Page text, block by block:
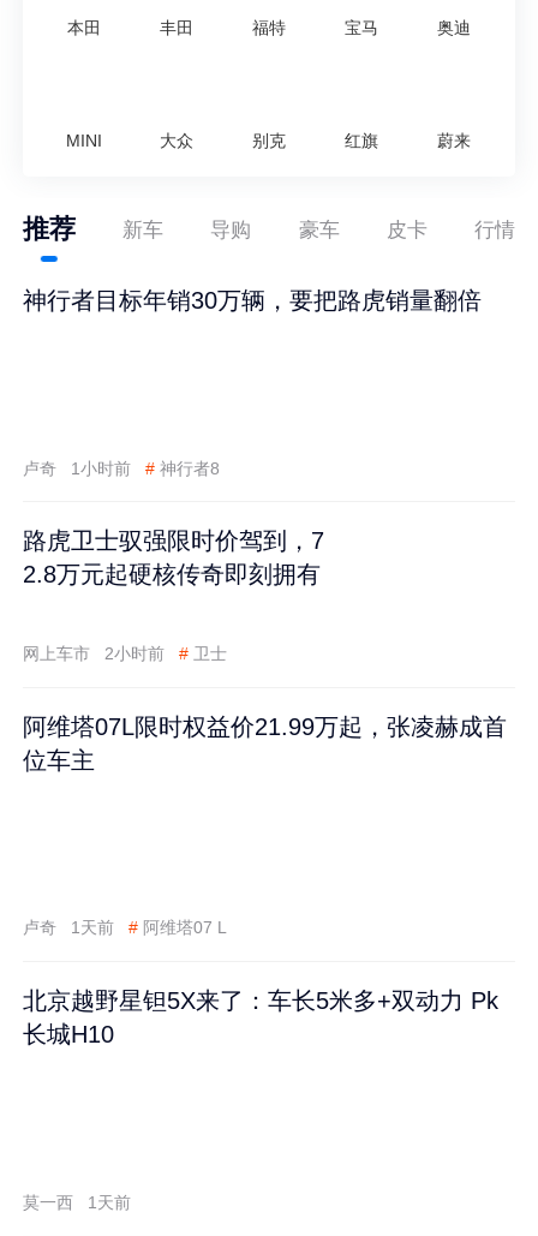
本田 丰田 福特 宝马 奥迪
MINI 大众 别克 红旗 蔚来
推荐 新车 导购 豪车 皮卡 行情
神行者目标年销30万辆，要把路虎销量翻倍
卢奇 1小时前 # 神行者8
路虎卫士驭强限时价驾到，7
2.8万元起硬核传奇即刻拥有
网上车市 2小时前 # 卫士
阿维塔07L限时权益价21.99万起，张凌赫成首
位车主
卢奇 1天前 # 阿维塔07 L
北京越野星钽5X来了：车长5米多+双动力 Pk
长城H10
莫一西 1天前